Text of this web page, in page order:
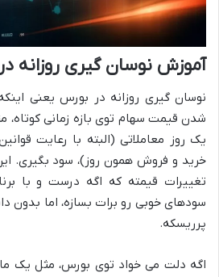
آموزش نوسان گیری روزانه
نوسان گیری روزانه در بورس یعنی
شدن قیمت سهام توی بازه زمانی کوتاه،
یک روز معاملاتی (البته با رعایت
خرید و فروش همون روز)، سود بگیری.
تغییرات قیمته که اگه درست و با
سودهای خوبی رو برات بسازه، اما بدون
پرریسکه.
اگه دلت می خواد توی بورس، مثل یک